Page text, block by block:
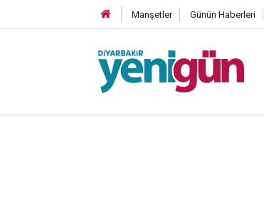
Manşetler Günün Haberleri